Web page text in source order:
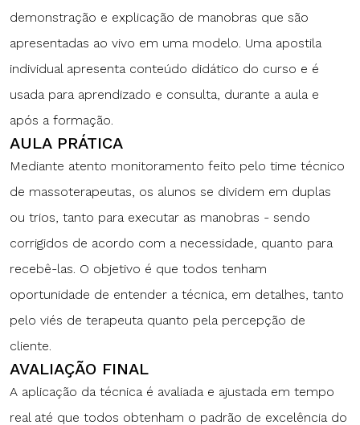
demonstração e explicação de manobras que são
apresentadas ao vivo em uma modelo. Uma apostila
individual apresenta conteúdo didático do curso e é
usada para aprendizado e consulta, durante a aula e
após a formação.
AULA PRÁTICA
Mediante atento monitoramento feito pelo time técnico
de massoterapeutas, os alunos se dividem em duplas
ou trios, tanto para executar as manobras - sendo
corrigidos de acordo com a necessidade, quanto para
recebê-las. O objetivo é que todos tenham
oportunidade de entender a técnica, em detalhes, tanto
pelo viés de terapeuta quanto pela percepção de
cliente.
AVALIAÇÃO FINAL
A aplicação da técnica é avaliada e ajustada em tempo
real até que todos obtenham o padrão de excelência do